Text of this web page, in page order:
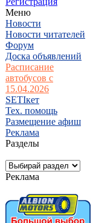
Меню
Новости
Новости читателей
Форум
Доска объявлений
Расписание
автобусов с
15.04.2026
SETIкет
Тех. помощь
Размещение афиш
Реклама
Разделы
Реклама